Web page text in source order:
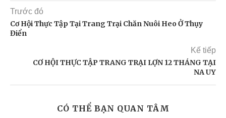
Trước đó
Cơ Hội Thực Tập Tại Trang Trại Chăn Nuôi Heo Ở Thụy
Điển
Kế tiếp
CƠ HỘI THỰC TẬP TRANG TRẠI LỢN 12 THÁNG TẠI
NA UY
CÓ THỂ BẠN QUAN TÂM